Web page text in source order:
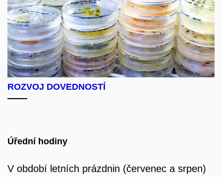
ROZVOJ DOVEDNOSTÍ
Úřední hodiny
V období letních prázdnin (červenec a srpen)